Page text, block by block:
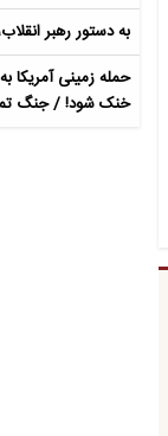
به دستور رهبر
حمله زمینی آمریکا
خنک شود! / جنگ